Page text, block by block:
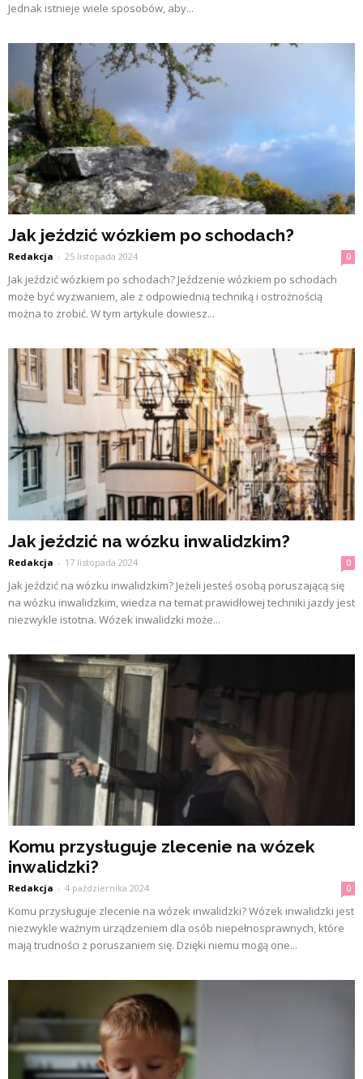
Jednak istnieje wiele sposobów, aby...
Jak jeździć wózkiem po schodach?
Redakcja - 25 listopada 2024 0
Jak jeździć wózkiem po schodach? Jeźdzenie wózkiem po schodach
może być wyzwaniem, ale z odpowiednią techniką i ostrożnością
można to zrobić. W tym artykule dowiesz...
Jak jeździć na wózku inwalidzkim?
Redakcja - 17 listopada 2024 0
Jak jeździć na wózku inwalidzkim? Jeżeli jesteś osobą poruszającą się
na wózku inwalidzkim, wiedza na temat prawidłowej techniki jazdy jest
niezwykle istotna. Wózek inwalidzki może...
Komu przysługuje zlecenie na wózek
inwalidzki?
Redakcja - 4 października 2024 0
Komu przysługuje zlecenie na wózek inwalidzki? Wózek inwalidzki jest
niezwykle ważnym urządzeniem dla osób niepełnosprawnych, które
mają trudności z poruszaniem się. Dzięki niemu mogą one...